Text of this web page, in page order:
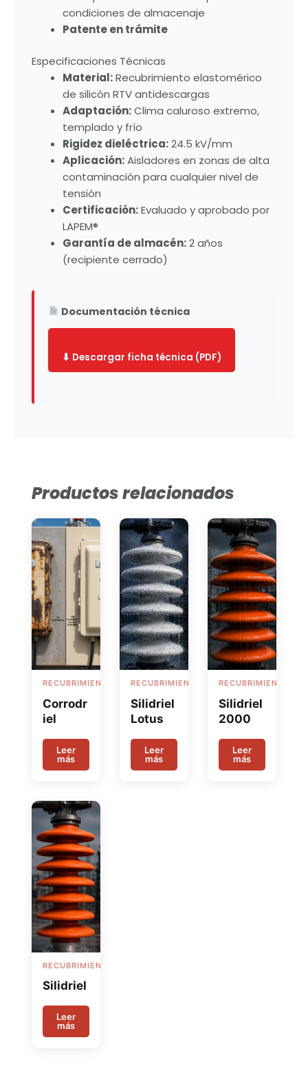
condiciones de almacenaje
Patente en trámite
Especificaciones Técnicas
Material:Recubrimiento elastomérico
de silicón RTV antidescargas
Adaptación:Clima caluroso extremo,
templado y frío
Rigidez dieléctrica:24.5 kV/mm
Aplicación:Aisladores en zonas de alta
contaminación para cualquier nivel de
tensión
Certificación:Evaluado y aprobado por
LAPEM®
Garantía de almacén:2 años
(recipiente cerrado)
Documentación técnica
⬇ Descargar ficha técnica (PDF)
Productos relacionados
RECUBRIMIENTOS
Corrodr
iel
Leer
más
RECUBRIMIENTOS
Silidriel
Lotus
Leer
más
RECUBRIMIENTOS
Silidriel
2000
Leer
más
RECUBRIMIENTOS
Silidriel
Leer
más